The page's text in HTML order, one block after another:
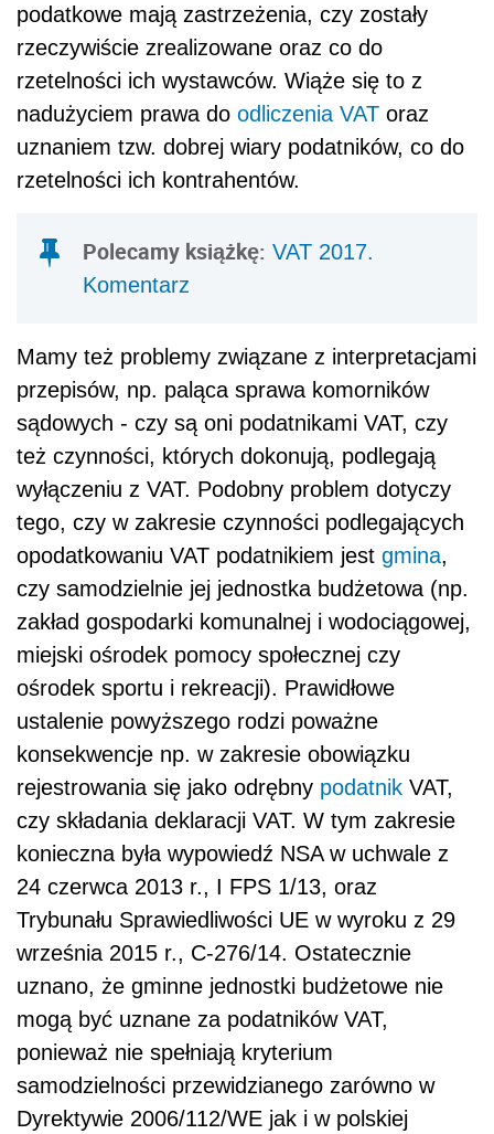
podatkowe mają zastrzeżenia, czy zostały
rzeczywiście zrealizowane oraz co do
rzetelności ich wystawców. Wiąże się to z
nadużyciem prawa do odliczenia VAT oraz
uznaniem tzw. dobrej wiary podatników, co do
rzetelności ich kontrahentów.
Polecamy książkę: VAT 2017.
Komentarz
Mamy też problemy związane z interpretacjami
przepisów, np. paląca sprawa komorników
sądowych - czy są oni podatnikami VAT, czy
też czynności, których dokonują, podlegają
wyłączeniu z VAT. Podobny problem dotyczy
tego, czy w zakresie czynności podlegających
opodatkowaniu VAT podatnikiem jest gmina,
czy samodzielnie jej jednostka budżetowa (np.
zakład gospodarki komunalnej i wodociągowej,
miejski ośrodek pomocy społecznej czy
ośrodek sportu i rekreacji). Prawidłowe
ustalenie powyższego rodzi poważne
konsekwencje np. w zakresie obowiązku
rejestrowania się jako odrębny podatnik VAT,
czy składania deklaracji VAT. W tym zakresie
konieczna była wypowiedź NSA w uchwale z
24 czerwca 2013 r., I FPS 1/13, oraz
Trybunału Sprawiedliwości UE w wyroku z 29
września 2015 r., C-276/14. Ostatecznie
uznano, że gminne jednostki budżetowe nie
mogą być uznane za podatników VAT,
ponieważ nie spełniają kryterium
samodzielności przewidzianego zarówno w
Dyrektywie 2006/112/WE jak i w polskiej